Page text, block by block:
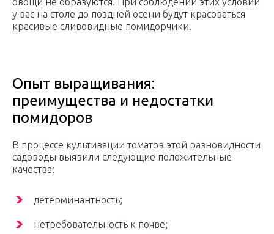
у вас на столе до поздней осени будут красоваться
красивые сливовидные помидорчики.
Опыт выращивания:
преимущества и недостатки
помидоров
В процессе культивации томатов этой разновидности
садоводы выявили следующие положительные
качества:
детерминантность;
нетребовательность к почве;